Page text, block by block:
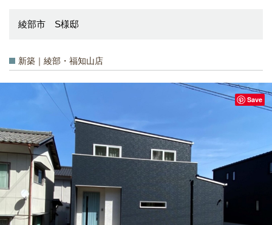
綾部市 S様邸
新築｜綾部・福知山店
Save